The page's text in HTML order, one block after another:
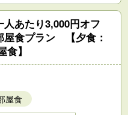
あたり3,000円オフ
食プラン 【夕食：
】
屋食